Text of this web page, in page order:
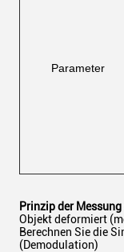
Parameter
Prinzip der
Objekt deformiert
Berechnen Sie die
(Demodulation)